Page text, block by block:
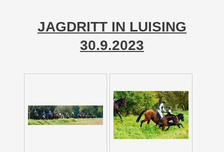
JAGDRITT IN LUISING
30.9.2023